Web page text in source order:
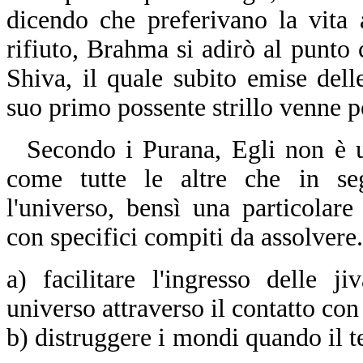
dicendo che preferivano la vita
rifiuto, Brahma si adirò al punto
Shiva, il quale subito emise
suo primo possente strillo venne
Secondo i Purana, Egli non è
come tutte le altre che in
l'universo, bensì una
con specifici compiti da
a) facilitare l'ingresso delle
universo attraverso il contatto
b) distruggere i mondi quando il